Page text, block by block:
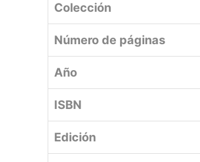
Colección
Número de páginas
Año
ISBN
Edición